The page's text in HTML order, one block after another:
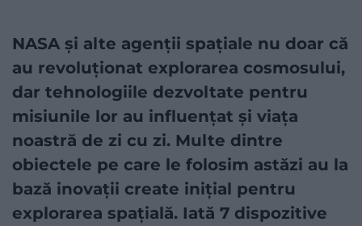
NASA și alte agenții spațiale nu doar că
au revoluționat explorarea cosmosului,
dar tehnologiile dezvoltate pentru
misiunile lor au influențat și viața
noastră de zi cu zi. Multe dintre
obiectele pe care le folosim astăzi au la
bază inovații create inițial pentru
explorarea spațială. Iată 7 dispozitive